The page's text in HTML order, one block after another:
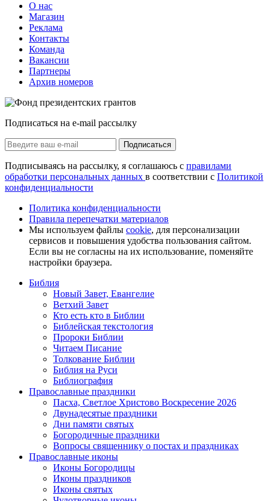
О нас
Магазин
Реклама
Контакты
Команда
Вакансии
Партнеры
Архив номеров
Подписаться на e-mail рассылку
Подписаться
Подписываясь на рассылку, я соглашаюсь с правилами
обработки персональных данных в соответствии с Политикой
конфиденциальности
Политика конфиденциальности
Правила перепечатки материалов
Мы используем файлы cookie, для персонализации
сервисов и повышения удобства пользования сайтом.
Если вы не согласны на их использование, поменяйте
настройки браузера.
Библия
Новый Завет, Евангелие
Ветхий Завет
Кто есть кто в Библии
Библейская текстология
Пророки Библии
Читаем Писание
Толкование Библии
Библия на Руси
Библиография
Православные праздники
Пасха, Светлое Христово Воскресение 2026
Двунадесятые праздники
Дни памяти святых
Богородичные праздники
Вопросы священнику о постах и праздниках
Православные иконы
Иконы Богородицы
Иконы праздников
Иконы святых